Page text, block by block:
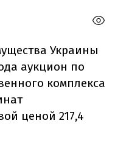
Украины
аукцион по
комплекса
ценой 217,4